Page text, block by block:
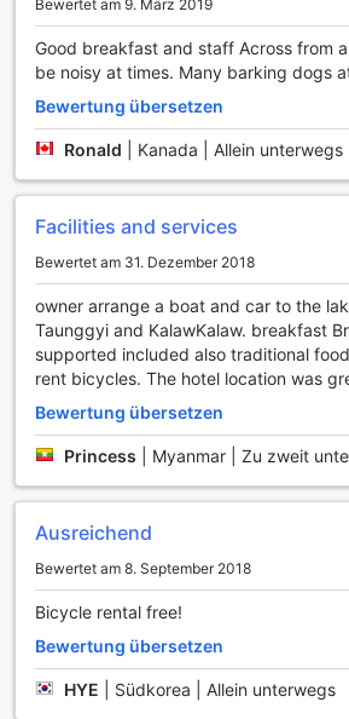
entspannte Atmosphäre genießen.
unsere Bibliothek eine Auswahl an
andere Welt entführen können. Das
Spa ist der perfekte Ort, um sich zu
Energie zu tanken.
Sportliche Aktivitäten im Three
Das Three Seasons Inn and Spa am
bietet seinen Gästen eine Vielzahl an
atemberaubenden Region bereichern.
trainierten Pferden durch die
erleben Sie die unberührte Natur aus
Perspektive. Die sanften Hügel und die
jede Ausfahrt zu einem
sowohl für Anfänger als auch für
ist.
Zusätzlich zu den Reitmöglichkeiten
Schönheit des Inle Lake bei einer
Gleiten Sie über die glitzernden
die traditionellen schwimmenden
Leben beobachten. Für diejenigen, die
Herausforderung suchen, stehen
denen Sie die ruhigen Gewässer des
genießen Sie die friedliche Umgebung,
sportlichen Fähigkeiten unter Beweis
Seasons Inn and Spa wird Sport zu
Bewertet am 9. März 2019
Good breakfast and staff Across from
be noisy at times. Many barking dogs
Bewertung übersetzen
Ronald Kanada | Allein unterwegs
Facilities and services
Bewertet am 31. Dezember 2018
owner arrange a boat and car to the
Taunggyi and KalawKalaw. breakfast
supported included also traditional
rent bicycles. The hotel location was
Bewertung übersetzen
Princess Myanmar | Zu zweit
Ausreichend
Bewertet am 8. September 2018
Bicycle rental free!
Bewertung übersetzen
HYE Südkorea | Allein unterwegs